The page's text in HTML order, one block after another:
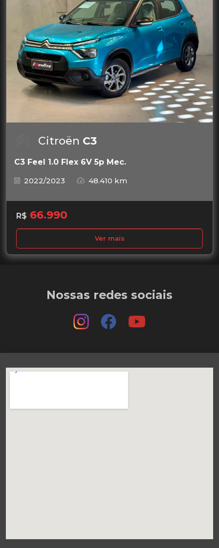
Citroën C3
C3 Feel 1.0 Flex 6V 5p Mec.
2022/2023
48.410 km
R$ 66.990
Ver mais
Nossas redes sociais